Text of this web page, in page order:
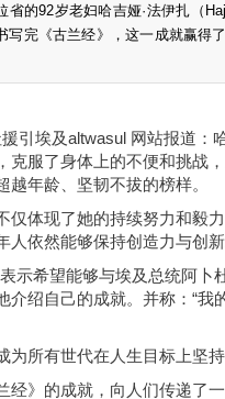
省的92岁老妇哈吉娅·法伊扎（
写完《古兰经》，这一成就赢得
引埃及altwasul 网站报道：
克服了身体上的不便和挑战
越年龄、坚韧不拔的榜样。
仅体现了她的持续努力和毅
人依然能够保持创造力与创新
示希望能够与埃及总统阿卜
介绍自己的成就。并称：“我
为所有世代在人生目标上坚持
经》的成就，向人们传递了